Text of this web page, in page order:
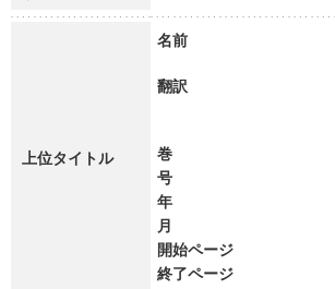
上位タイトル
名前
翻訳
巻
号
年
月
開始ページ
終了ページ